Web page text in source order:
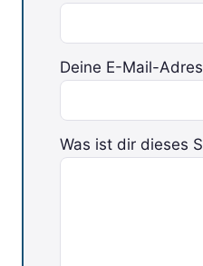
Deine E-Mail-
Bitte lasse dieses
Was ist dir dieses